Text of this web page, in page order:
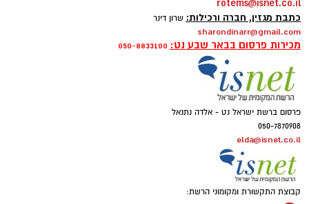
rotems@isnet.co.il
כתבת מגזין, חברה ורכילות: שרון דינר
sharondinarr@gmail.com
מכירות פרסום בבאר שבע נט: 050-8833100
פרסום ברשת ישראל נט - אלדה נתנאל
050-7870908
elda@isnet.co.il
קבוצת התקשורת ומקומוני הרשת: